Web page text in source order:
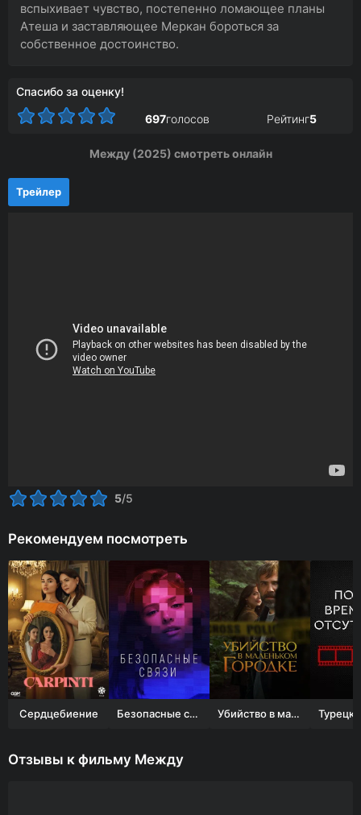
вспыхивает чувство, постепенно ломающее планы
Атеша и заставляющее Меркан бороться за
собственное достоинство.
Спасибо за оценку!
697голосов Рейтинг5
Между (2025) смотреть онлайн
Трейлер
5/5
Рекомендуем посмотреть
Сердцебиение Безопасные связи Убийство в маленьком городке
Отзывы к фильму Между